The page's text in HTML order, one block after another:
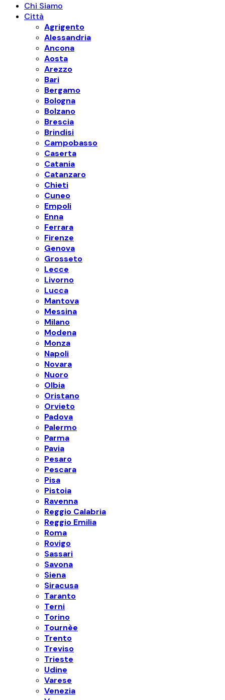
Chi Siamo
Città
Agrigento
Alessandria
Ancona
Aosta
Arezzo
Bari
Bergamo
Bologna
Bolzano
Brescia
Brindisi
Campobasso
Caserta
Catania
Catanzaro
Chieti
Cuneo
Empoli
Enna
Ferrara
Firenze
Genova
Grosseto
Lecce
Livorno
Lucca
Mantova
Messina
Milano
Modena
Monza
Napoli
Novara
Nuoro
Olbia
Oristano
Orvieto
Padova
Palermo
Parma
Pavia
Pesaro
Pescara
Pisa
Pistoia
Ravenna
Reggio Calabria
Reggio Emilia
Roma
Rovigo
Sassari
Savona
Siena
Siracusa
Taranto
Terni
Torino
Tournèe
Trento
Treviso
Trieste
Udine
Varese
Venezia